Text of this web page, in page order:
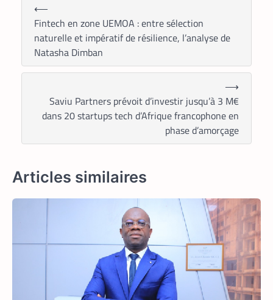
⟵
Fintech en zone UEMOA : entre sélection
naturelle et impératif de résilience, l’analyse de
Natasha Dimban
Saviu Partners prévoit d’investir jusqu’à 3 M€
dans 20 startups tech d’Afrique francophone en
phase d’amorçage
⟶
Articles similaires
À près de 70 ans, le doyen des coursiers-
partenaires Yango s’est imposé comme
Il n’a pas l’âge de s’arrêter. La
soixantaine revolue, M. Pani Gnaba
Cauleve Delpech est sans doute le doyen
des coursiers-partenaires de Yango
Food en Côte d’Ivoire. Chaque matin,
depuis son logement de Marcory, il
enfourche son vélo, ouvre l’application
Pro développée spécifiquement pour les
coursiers, et attend que son téléphone
sonne. La suite est une question de
technologie et d’endurance.